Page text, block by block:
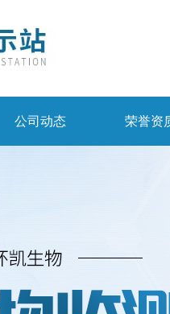
公司动态 荣誉资